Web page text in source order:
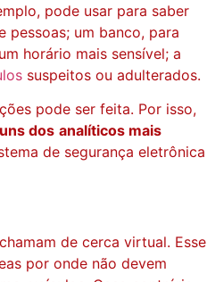
pode usar para saber
pessoas; um banco, para
horário mais sensível; a
suspeitos ou adulterados.
pode ser feita. Por isso,
dos analíticos mais
de segurança eletrônica
de cerca virtual. Esse
por onde não devem